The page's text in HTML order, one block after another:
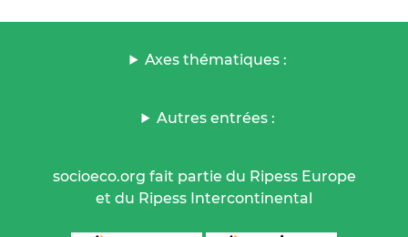
Axes thématiques :
Autres entrées :
socioeco.org fait partie du Ripess Europe
et du Ripess Intercontinental